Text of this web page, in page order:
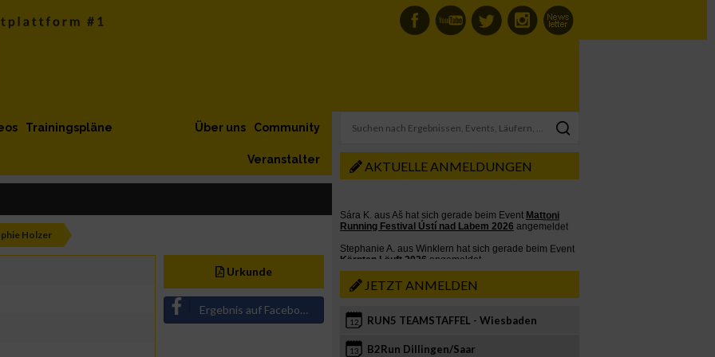
Trainingspläne Community
Über uns
Veranstalter
Holzer
Urkunde
Ergebnis auf Facebook teilen
AKTUELLE ANMELDUNGEN
JETZT ANMELDEN
12 RUN5 TEAMSTAFFEL - Wiesbaden
13 B2Run Dillingen/Saar